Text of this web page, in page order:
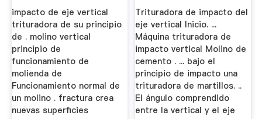
impacto de eje vertical
trituradora de su principio
de . molino vertical
principio de
funcionamiento de
molienda de
Funcionamiento normal de
un molino . fractura crea
nuevas superficies
Trituradora de impacto del
eje vertical Inicio. ...
Máquina trituradora de
impacto vertical Molino de
cemento . ... bajo el
principio de impacto una
trituradora de martillos. ..
El ángulo comprendido
entre la vertical y el eje